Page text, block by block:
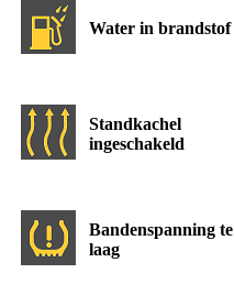
Water in brandstof
Standkachel
ingeschakeld
Bandenspanning te
laag